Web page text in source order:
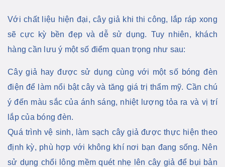
Với chất liệu hiện đại, cây giả khi thi công, lắp ráp xong
sẽ cực kỳ bền đẹp và dễ sử dụng. Tuy nhiên, khách
hàng cần lưu ý một số điểm quan trọng như sau:
Cây giả hay được sử dụng cùng với một số bóng đèn
điện để làm nổi bật cây và tăng giá trị thẩm mỹ. Cần chú
ý đến màu sắc của ánh sáng, nhiệt lượng tỏa ra và vị trí
lắp của bóng đèn.
Quá trình vệ sinh, làm sạch cây giả được thực hiện theo
định kỳ, phù hợp với không khí nơi bạn đang sống. Nên
sử dụng chổi lông mềm quét nhẹ lên cây giả để bụi bản